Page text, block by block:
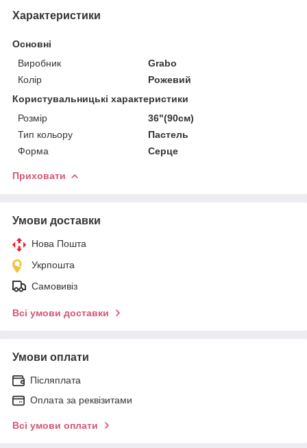
Характеристики
Основні
Виробник
Grabo
Колір
Рожевий
Користувальницькі характеристики
Розмір
36"(90см)
Тип кольору
Пастель
Форма
Серце
Приховати
Умови доставки
Нова Пошта
Укрпошта
Самовивіз
Всі умови доставки
Умови оплати
Післяплата
Оплата за реквізитами
Всі умови оплати